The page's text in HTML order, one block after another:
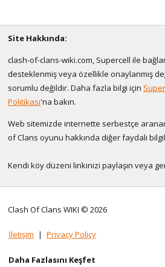
Site Hakkında:
clash-of-clans-wiki.com, Supercell ile
desteklenmiş veya özellikle onaylanmış
sorumlu değildir. Daha fazla bilgi için
Politikası'na bakın.
Web sitemizde internette serbestçe
of Clans oyunu hakkında diğer faydalı
Kendi köy düzeni linkinizi paylaşın veya
Clash Of Clans WIKI © 2026
İletişim | Privacy Policy
Daha Fazlasını Keşfet